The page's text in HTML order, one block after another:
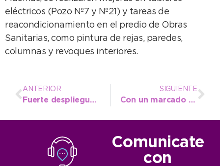
eléctricos (Pozo Nº7 y Nº21) y tareas de
reacondicionamiento en el predio de Obras
Sanitarias, como pintura de rejas, paredes,
columnas y revoques interiores.
ANTERIOR
Fuerte despliegue del EMSUR en caminos rurales de todo el distrito
SIGUIENTE
Con un marcado aumento de inscriptos inicia la etapa local de los Juegos Bonaerenses en Cultura
Comunicate
con